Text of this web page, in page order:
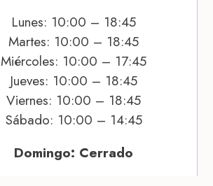
Lunes: 10:00 – 18:45
Martes: 10:00 – 18:45
Miércoles: 10:00 – 17:45
Jueves: 10:00 – 18:45
Viernes: 10:00 – 18:45
Sábado: 10:00 – 14:45
Domingo: Cerrado